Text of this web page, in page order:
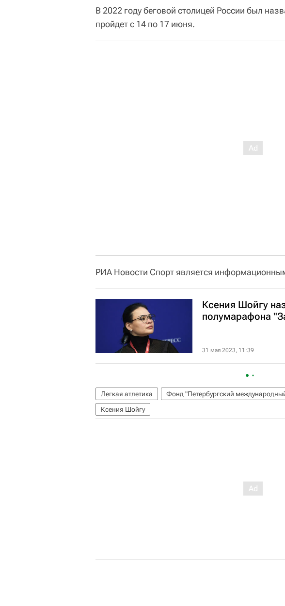
В 2022 году беговой столицей России был
пройдет с 14 по 17 июня.
РИА Новости Спорт является
Ксения Шойгу
полумарафона
31 мая 2023, 11:39
Легкая атлетика
Фонд "Петербургский
Ксения Шойгу